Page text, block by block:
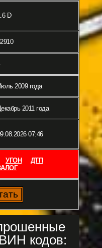
D
2009 года
2011 года
07:46
УГОН
ДТП
кодов: